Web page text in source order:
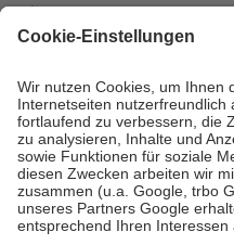
mit.
Grundsätzlich leisten Mitglieder
höchstens zehn Euro.
Es sind
Kosten der Leistung zu
Diese Regeln gelten
Bei Heilmitteln und häuslicher
Zuzahlung zehn Prozent der
Verordnung.
Um das Engagement der
stärken und die besondere